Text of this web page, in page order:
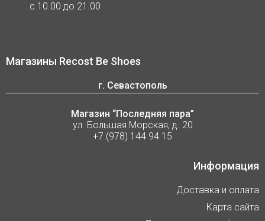
с 10.00 до 21.00
Магазины Recost Be Shoes
г. Севастополь
Магазин “Последняя пара”
ул. Большая Морская, д. 20
+7 (978) 144 94 15
Информация
Доставка и оплата
Карта сайта